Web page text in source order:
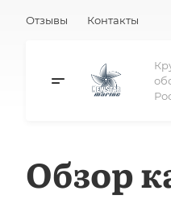
Отзывы Контакты
Обзор